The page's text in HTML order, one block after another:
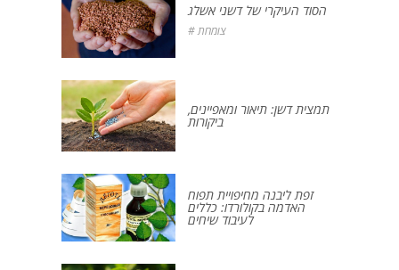
הסוד העיקרי של דשני אשלג
# צומחת
תמצית דשן: תיאור ומאפיינים,
ביקורות
זפת ליבנה מחיפויית תפוח
האדמה בקולורדו: כללים
לעיבוד שיחים